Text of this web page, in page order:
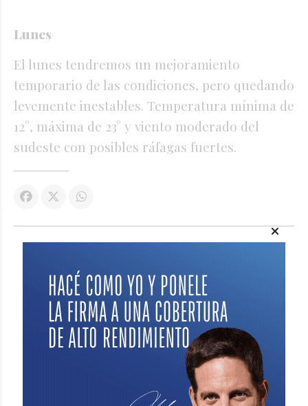
Lunes
El lunes tendremos un mejoramiento
temporario de las condiciones, pero quedando
levemente inestables. Temperatura mínima de
12°, máxima de 23° y viento moderado del
sudeste con posibles ráfagas fuertes.
VER COMENTARIOS